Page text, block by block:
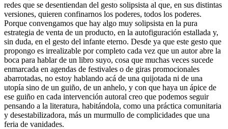
redes que se desentiendan del gesto solipsista al que, en sus distintas
versiones, quieren confinarnos los poderes, todos los poderes.
Porque convengamos que hay algo muy solipsista en la pura
estrategia de venta de un producto, en la autofiguración estallada y,
sin duda, en el gesto del infante eterno. Desde ya que este gesto que
propongo es irrealizable por completo cada vez que un autor abre la
boca para hablar de un libro suyo, cosa que muchas veces sucede
enmarcada en agendas de festivales o de giras promocionales
abarrotadas, no estoy hablando acá de una quijotada ni de una
utopía sino de un guiño, de un anhelo, y con que haya un ápice de
ese guiño en cada intervención autoral creo que podemos seguir
pensando a la literatura, habitándola, como una práctica comunitaria
y desestabilizadora, más un murmullo de complicidades que una
feria de vanidades.